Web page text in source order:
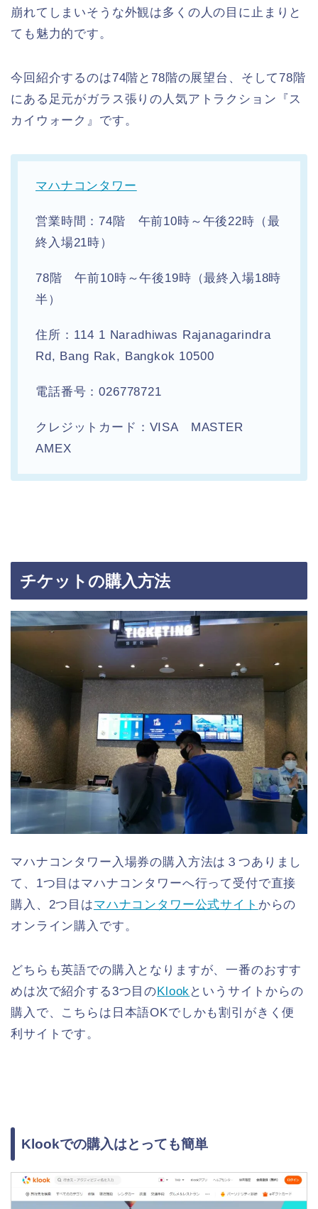
崩れてしまいそうな外観は多くの人の目に止まりと
ても魅力的です。
今回紹介するのは74階と78階の展望台、そして78階
にある足元がガラス張りの人気アトラクション『ス
カイウォーク』です。
マハナコンタワー
営業時間：74階 午前10時～午後22時（最
終入場21時）
78階 午前10時～午後19時（最終入場18時
半）
住所：114 1 Naradhiwas Rajanagarindra
Rd, Bang Rak, Bangkok 10500
電話番号：026778721
クレジットカード：VISA MASTER
AMEX
チケットの購入方法
マハナコンタワー入場券の購入方法は３つありまし
て、1つ目はマハナコンタワーへ行って受付で直接
購入、2つ目はマハナコンタワー公式サイト からの
オンライン購入です。
どちらも英語での購入となりますが、一番のおすす
めは次で紹介する3つ目のKlook というサイトからの
購入で、こちらは日本語OKでしかも割引がきく便
利サイトです。
Klookでの購入はとっても簡単